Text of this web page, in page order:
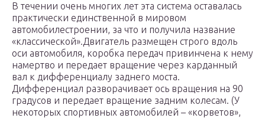
В течении очень многих лет эта система оставалась
практически единственной в мировом
автомобилестроении, за что и получила название
«классической».Двигатель размещен строго вдоль
оси автомобиля, коробка передач привинчена к нему
намертво и передает вращение через карданный
вал к дифференциалу заднего моста.
Дифференциал разворачивает ось вращения на 90
градусов и передает вращение задним колесам. (У
некоторых спортивных автомобилей – «корветов»,